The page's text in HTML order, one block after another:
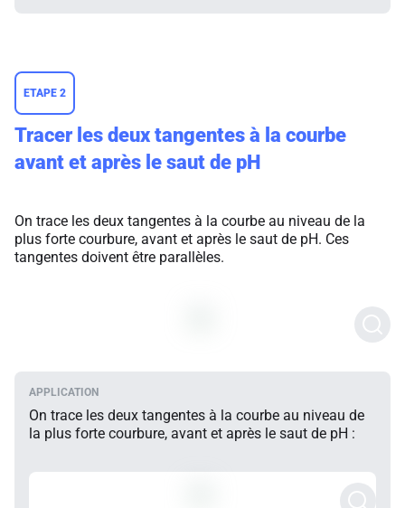
ETAPE 2
Tracer les deux tangentes à la courbe
avant et après le saut de pH
On trace les deux tangentes à la courbe au niveau de la
plus forte courbure, avant et après le saut de pH. Ces
tangentes doivent être parallèles.
On trace les deux tangentes à la courbe au niveau de
la plus forte courbure, avant et après le saut de pH :